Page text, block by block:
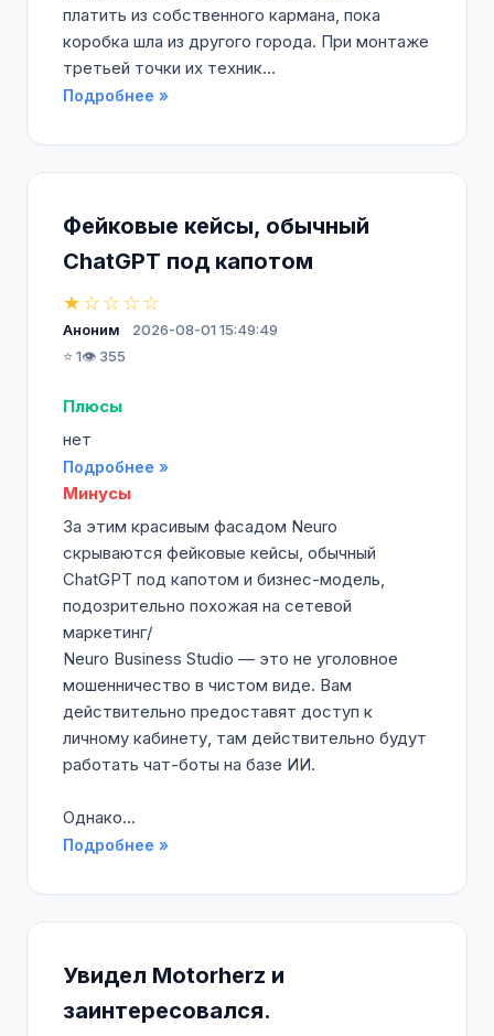
платить из собственного кармана, пока
коробка шла из другого города. При монтаже
третьей точки их техник...
Подробнее »
Фейковые кейсы, обычный
ChatGPT под капотом
★☆☆☆☆
Аноним
2026-08-01 15:49:49
⭐ 1👁️ 355
Плюсы
нет
Подробнее »
Минусы
За этим красивым фасадом Neuro
скрываются фейковые кейсы, обычный
ChatGPT под капотом и бизнес-модель,
подозрительно похожая на сетевой
маркетинг/
Neuro Business Studio — это не уголовное
мошенничество в чистом виде. Вам
действительно предоставят доступ к
личному кабинету, там действительно будут
работать чат-боты на базе ИИ.
Однако...
Подробнее »
Увидел Motorherz и
заинтересовался.